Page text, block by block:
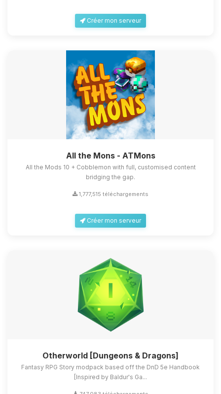
Créer mon serveur
All the Mons - ATMons
All the Mods 10 + Cobblemon with full, customised content
bridging the gap.
1,777,515 téléchargements
Créer mon serveur
Otherworld [Dungeons & Dragons]
Fantasy RPG Story modpack based off the DnD 5e Handbook
[Inspired by Baldur's Ga...